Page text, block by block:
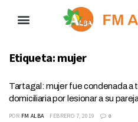
Etiqueta: mujer
Tartagal: mujer fue condenada a
domiciliaria por lesionar a su
POR FM ALBA FEBRERO 7, 2019 0